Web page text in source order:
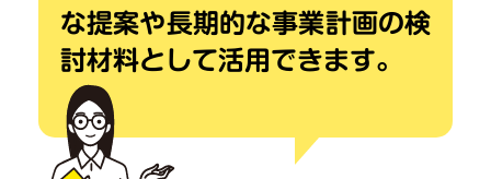
な提案や長期的な事業計画の検
討材料として活用できます。